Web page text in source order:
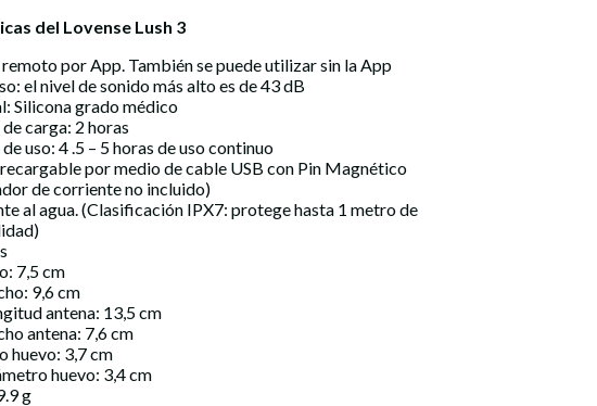
del Lovense Lush 3
por App. También se puede utilizar sin la App
el nivel de sonido más alto es de 43 dB
Silicona grado médico
carga: 2 horas
uso: 4 .5 – 5 horas de uso continuo
por medio de cable USB con Pin Magnético
de corriente no incluido)
al agua. (Clasificación IPX7: protege hasta 1 metro de
7,5 cm
9,6 cm
antena: 13,5 cm
antena: 7,6 cm
huevo: 3,7 cm
huevo: 3,4 cm
g